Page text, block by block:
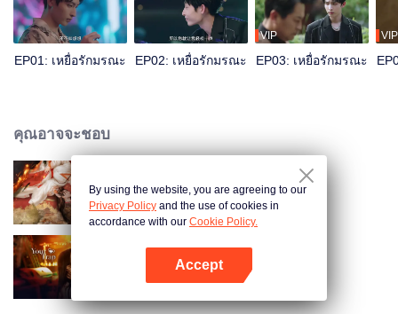
EP01: เหยื่อรักมรณะ EP02: เหยื่อรักมรณะ
VIP
EP03: เหยื่อรักมรณะ
VIP
คุณอาจจะชอบ
ทาสรักฝ่าบาท
กับดักรักลวงใจ
By using the website, you are agreeing to our
Privacy Policy and the use of cookies in
accordance with our Cookie Policy.
Accept